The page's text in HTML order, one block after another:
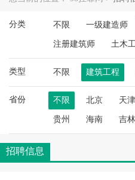
分类 不限 一级建造师
注册建筑师 土木
类型 不限 建筑工程
省份 不限 北京 天津
贵州 海南 吉林
招聘信息